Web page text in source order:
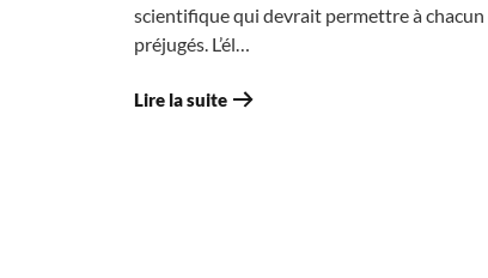
scientifique qui devrait permettre à chacun
préjugés. L’él…
Lire la suite